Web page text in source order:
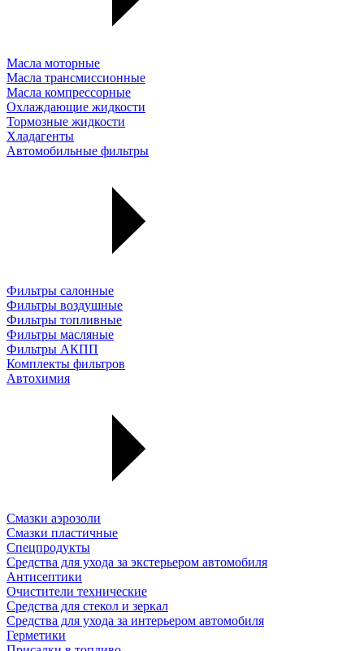
Масла моторные
Масла трансмиссионные
Масла компрессорные
Охлаждающие жидкости
Тормозные жидкости
Хладагенты
Автомобильные фильтры
Фильтры салонные
Фильтры воздушные
Фильтры топливные
Фильтры масляные
Фильтры АКПП
Комплекты фильтров
Автохимия
Смазки аэрозоли
Смазки пластичные
Спецпродукты
Средства для ухода за экстерьером автомобиля
Антисептики
Очистители технические
Средства для стекол и зеркал
Средства для ухода за интерьером автомобиля
Герметики